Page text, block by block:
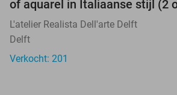
of aquarel in Italiaanse stijl (2
L'atelier Realista Dell'arte Delft
Delft
Verkocht: 201